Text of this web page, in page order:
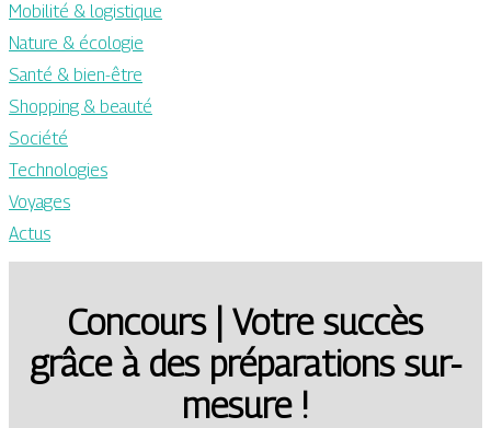
Mobilité & logistique
Nature & écologie
Santé & bien-être
Shopping & beauté
Société
Technologies
Voyages
Actus
Concours | Votre succès
grâce à des préparations sur-
mesure !